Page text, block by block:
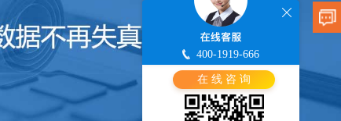
400-1919-666
在 线 咨 询